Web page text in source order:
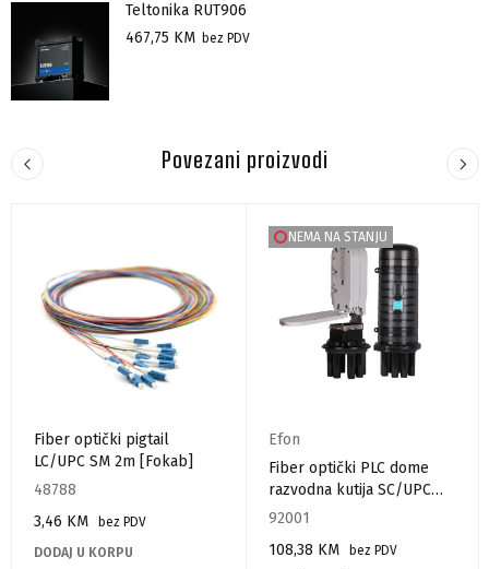
Teltonika RUT906
467,75 KM bez PDV
Povezani proizvodi
Fiber optički pigtail
LC/UPC SM 2m [Fokab]
48788
3,46 KM
bez PDV
DODAJ U KORPU
NEMA NA STANJU
Efon
Fiber optički PLC dome
razvodna kutija SC/UPC
1:16
92001
108,38 KM
bez PDV